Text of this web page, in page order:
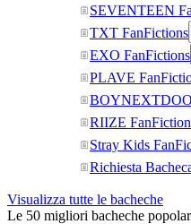
SEVENTEEN
TXT FanFictions
EXO FanFictions
PLAVE
RIIZE
Stray Kids
Richiesta
Visualizza tutte le bacheche
Le 50 migliori bacheche